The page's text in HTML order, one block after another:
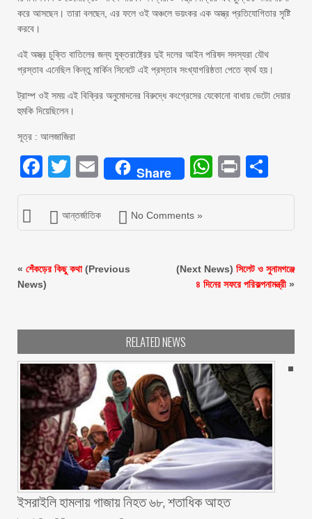
করে আসছেন। তারা বলছেন, এর ফলে ওই অঞ্চলে ভয়ংকর এক অস্ত্র প্রতিযোগিতার সৃষ্টি
করবে।
এই অস্ত্র চুক্তি বাতিলের জন্য যুক্তরাষ্ট্রের দুই দলের আইন পরিষদ সদস্যরা যৌথ
প্রস্তাব এনেছিল কিন্তু মার্কিন সিনেটে এই প্রস্তাব সংখ্যাগরিষ্ঠতা পেতে ব্যর্থ হয়।
ট্রাম্প ওই সময় এই বিক্রির অনুমোদনের বিরুদ্ধে কংগ্রেসের যেকোনো বাধায় ভেটো দেয়ার
হুমকি দিয়েছিলেন।
সূত্র : আলজাজিরা
Facebook
Twitter
EmailShare Print
আন্তর্জাতিক No Comments »
« শেঁকড়ের কিছু কথা(Previous
News)
(Next News) সিলেট ও সুনামগঞ্জে
৪ দিনের সফরে পরিকল্পনামন্ত্রী »
RELATED NEWS
ইসরাইলি হামলায় গাজায় নিহত ৬৮, শতাধিক আহত